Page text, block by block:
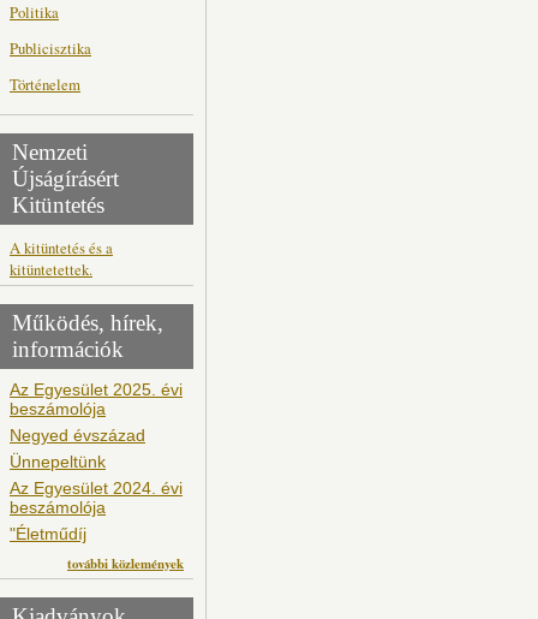
Politika
Publicisztika
Történelem
Nemzeti
Újságírásért
Kitüntetés
A kitüntetés és a
kitüntetettek.
Működés, hírek,
információk
Az Egyesület 2025. évi
beszámolója
Negyed évszázad
Ünnepeltünk
Az Egyesület 2024. évi
beszámolója
"Életműdíj
további közlemények